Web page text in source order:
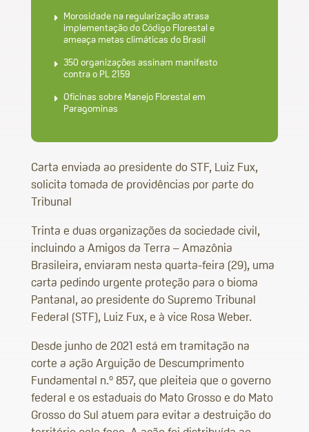
Morosidade na regularização atrasa
implementação do Código Florestal e
ameaça metas climáticas do Brasil
350 organizações assinam manifesto
contra o PL 2159
Oficinas sobre Manejo Florestal em
Paragominas
Carta enviada ao presidente do STF, Luiz Fux,
solicita tomada de providências por parte do
Tribunal
Trinta e duas organizações da sociedade civil,
incluindo a Amigos da Terra – Amazônia
Brasileira, enviaram nesta quarta-feira (29), uma
carta pedindo urgente proteção para o bioma
Pantanal, ao presidente do Supremo Tribunal
Federal (STF), Luiz Fux, e à vice Rosa Weber.
Desde junho de 2021 está em tramitação na
corte a ação Arguição de Descumprimento
Fundamental n.º 857, que pleiteia que o governo
federal e os estaduais do Mato Grosso e do Mato
Grosso do Sul atuem para evitar a destruição do